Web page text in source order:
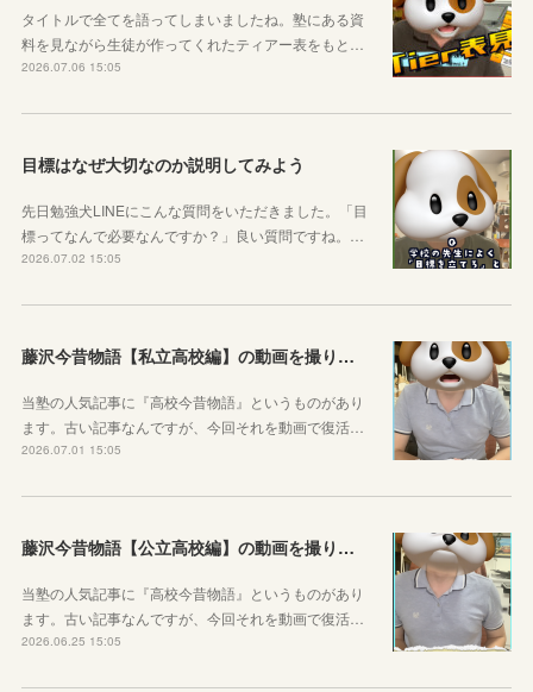
タイトルで全てを語ってしまいましたね。塾にある資
料を見ながら生徒が作ってくれたティアー表をもと…
2026.07.06 15:05
目標はなぜ大切なのか説明してみよう
先日勉強犬LINEにこんな質問をいただきました。「目
標ってなんで必要なんですか？」良い質問ですね。…
2026.07.02 15:05
藤沢今昔物語【私立高校編】の動画を撮りました！
当塾の人気記事に『高校今昔物語』というものがあり
ます。古い記事なんですが、今回それを動画で復活…
2026.07.01 15:05
藤沢今昔物語【公立高校編】の動画を撮りました！
当塾の人気記事に『高校今昔物語』というものがあり
ます。古い記事なんですが、今回それを動画で復活…
2026.06.25 15:05